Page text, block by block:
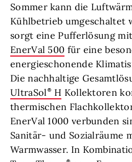
Sommer kann die
Kühlbetrieb umgeschaltet
sorgt eine Pufferlösung
EnerVal 500 für eine
energieschonende
Die nachhaltige
UltraSol
H Kollektoren
thermischen
EnerVal 1000 verbunden
Sanitär- und Sozialräume
Warmwasser. In